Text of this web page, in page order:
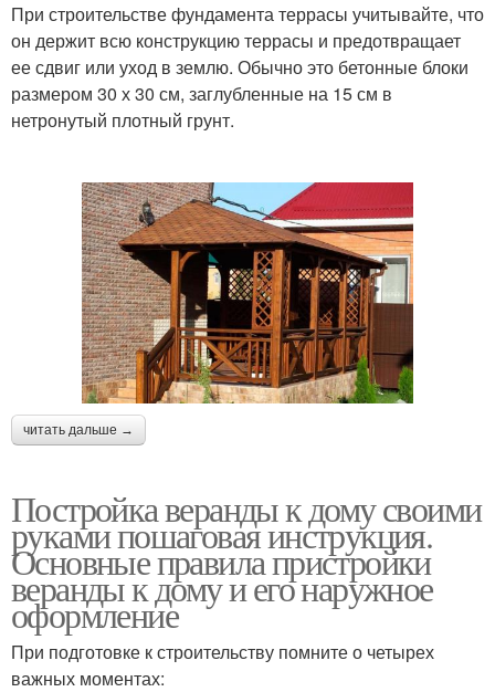
При строительстве фундамента террасы учитывайте, что
он держит всю конструкцию террасы и предотвращает
ее сдвиг или уход в землю. Обычно это бетонные блоки
размером 30 х 30 см, заглубленные на 15 см в
нетронутый плотный грунт.
читать дальше →
Постройка веранды к дому своими
руками пошаговая инструкция.
Основные правила пристройки
веранды к дому и его наружное
оформление
При подготовке к строительству помните о четырех
важных моментах: